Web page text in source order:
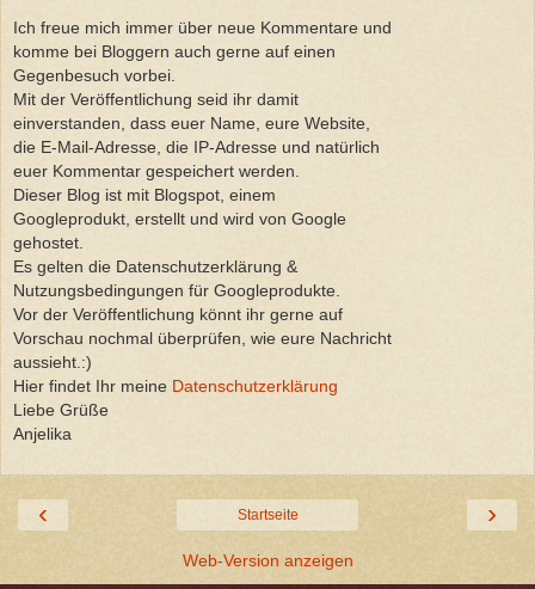
Ich freue mich immer über neue Kommentare und
komme bei Bloggern auch gerne auf einen
Gegenbesuch vorbei.
Mit der Veröffentlichung seid ihr damit
einverstanden, dass euer Name, eure Website,
die E-Mail-Adresse, die IP-Adresse und natürlich
euer Kommentar gespeichert werden.
Dieser Blog ist mit Blogspot, einem
Googleprodukt, erstellt und wird von Google
gehostet.
Es gelten die Datenschutzerklärung &
Nutzungsbedingungen für Googleprodukte.
Vor der Veröffentlichung könnt ihr gerne auf
Vorschau nochmal überprüfen, wie eure Nachricht
aussieht.:)
Hier findet Ihr meine Datenschutzerklärung
Liebe Grüße
Anjelika
‹ ›
Startseite
Web-Version anzeigen